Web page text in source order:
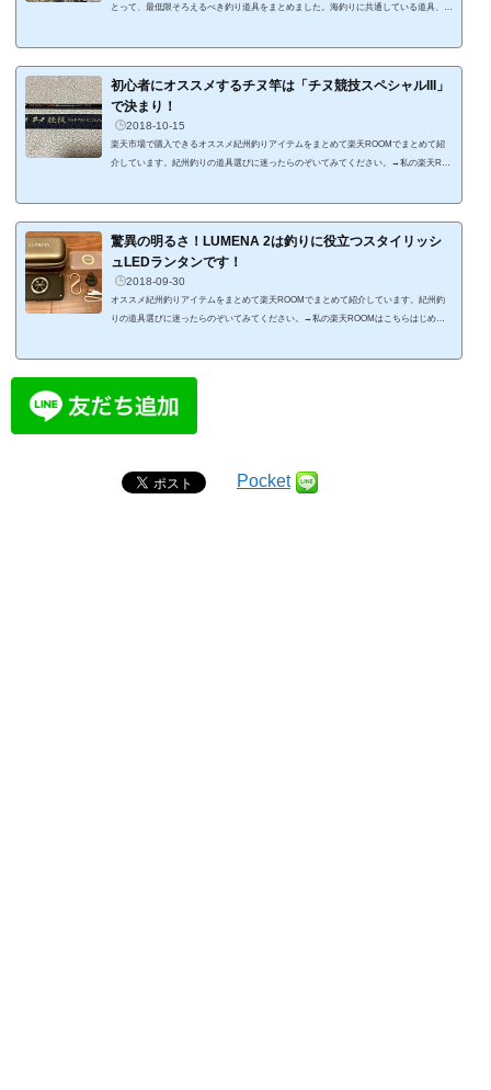
とって、最低限そろえるべき釣り道具をまとめました。海釣りに共通している道具、紀
が愛用してる竿は、がまかつのチヌ競技スペシャル III 0.6号-5.0です。0号だと柔らか
すぎて、チヌを掛けた時にコン...
初心者にオススメするチヌ竿は「チヌ競技スペシャルIII」
で決まり！
2018-10-15
楽天市場で購入できるオススメ紀州釣りアイテムをまとめて楽天ROOMでまとめて紹
介しています。紀州釣りの道具選びに迷ったらのぞいてみてください。→私の楽天RO
て、安い竿をはじめに買ってしまうと、買い換える羽目になってしまいます。買い換え
る場合は、やはり価格が高くて性能が...
驚異の明るさ！LUMENA 2は釣りに役立つスタイリッシ
ュLEDランタンです！
2018-09-30
オススメ紀州釣りアイテムをまとめて楽天ROOMでまとめて紹介しています。紀州釣
りの道具選びに迷ったらのぞいてみてください。→私の楽天ROOMはこちらはじめに
た。特に1,500ルーメンという抜群の明るさ...
Pocket